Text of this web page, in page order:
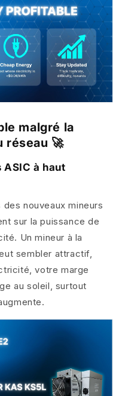
malgré la
réseau 🚀
ASIC à haut
nouveaux mineurs
sur la puissance de
Un mineur à la
sembler attractif,
votre marge
au soleil, surtout